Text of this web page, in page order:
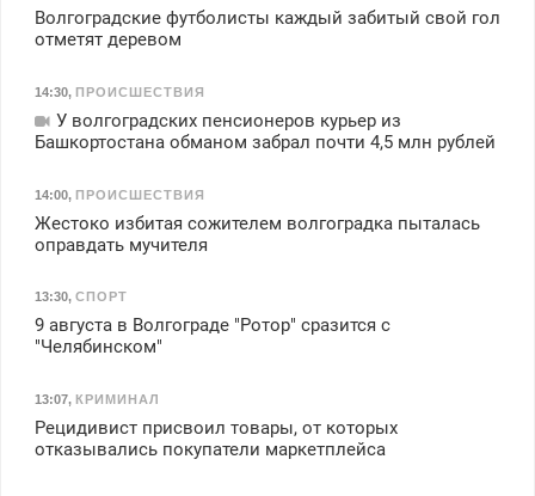
Волгоградские футболисты каждый забитый свой гол
отметят деревом
14:30, ПРОИСШЕСТВИЯ
У волгоградских пенсионеров курьер из
Башкортостана обманом забрал почти 4,5 млн рублей
14:00, ПРОИСШЕСТВИЯ
Жестоко избитая сожителем волгоградка пыталась
оправдать мучителя
13:30, СПОРТ
9 августа в Волгограде "Ротор" сразится с
"Челябинском"
13:07, КРИМИНАЛ
Рецидивист присвоил товары, от которых
отказывались покупатели маркетплейса